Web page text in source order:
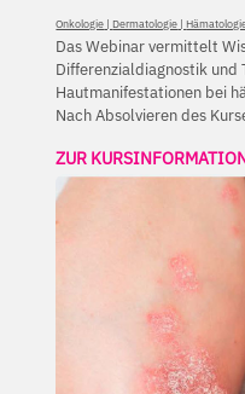
Onkologie |Dermatologie |
Das Webinar vermittelt
Differenzialdiagnostik und
Hautmanifestationen bei
Nach Absolvieren des
ZUR